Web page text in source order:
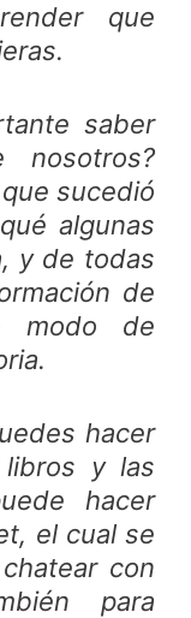
que
saber
sucedió
algunas
y de todas
de
modo de
hacer
y las
hacer
el cual se
con
para